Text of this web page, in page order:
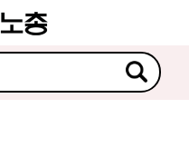
치북5